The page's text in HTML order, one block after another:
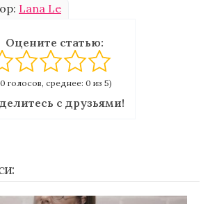
Lana Le
Оцените статью:
голосов, среднее: 0 из 5)
с друзьями!